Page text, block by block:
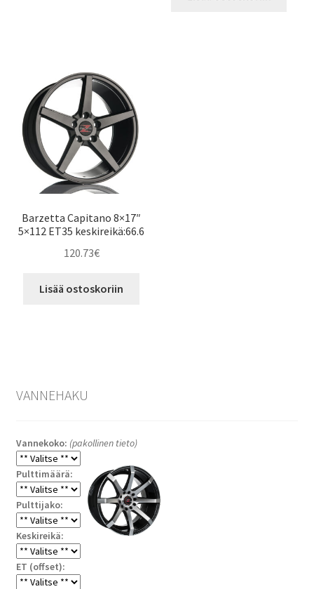
Barzetta Capitano 8×17″
5×112 ET35 keskireikä:66.6
120.73€
Lisää ostoskoriin
VANNEHAKU
Vannekoko: (pakollinen tieto)
Pulttimäärä:
Pulttijako:
Keskireikä:
ET (offset):